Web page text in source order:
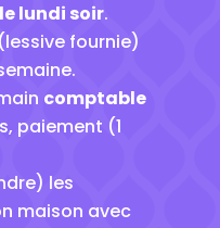
lundi soir.
(lessive fournie)
comptable
paiement (1
les
maison avec